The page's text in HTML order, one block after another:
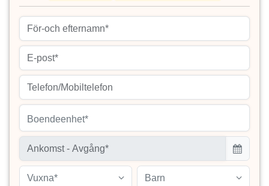
Boendeenhet*
Vuxna* Barn